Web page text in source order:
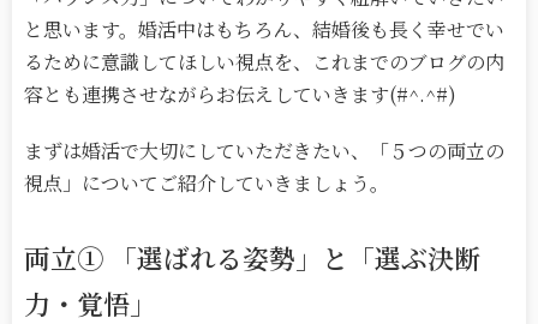
と思います。婚活中はもちろん、結婚後も長く幸せでい
るために意識してほしい視点を、これまでのブログの内
容とも連携させながらお伝えしていきます(#^.^#)
まずは婚活で大切にしていただきたい、「５つの両立の
視点」についてご紹介していきましょう。
両立①
「選ばれる姿勢」と「選ぶ決断
力・覚悟」